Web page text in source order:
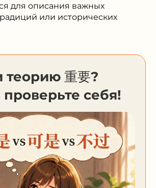
для описания важных
или исторических
теорию 重要?
себя!